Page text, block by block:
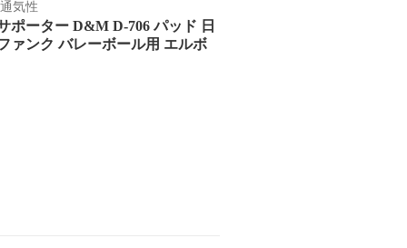
気性
ーター D&M D-706 パッド 日
ァンク バレーボール用 エルボ